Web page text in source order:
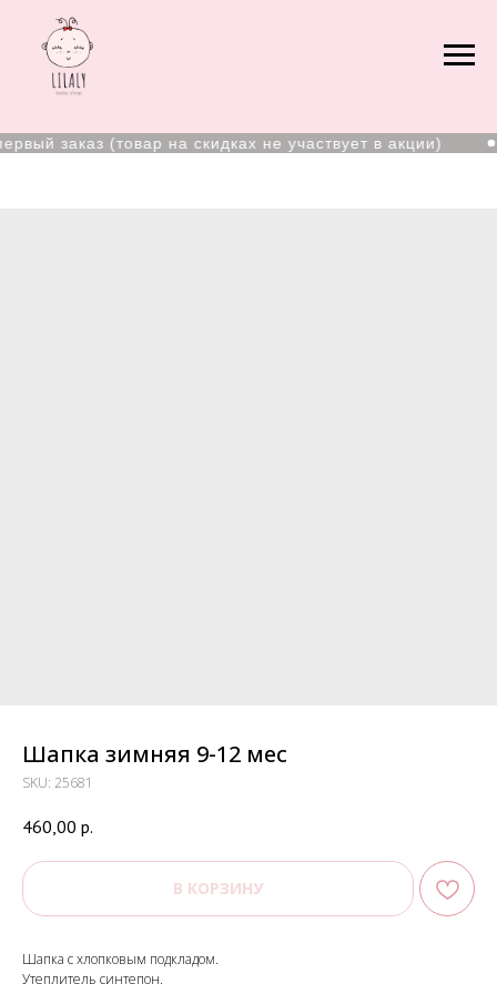
заказ (товар на скидках не участвует в акции)
Шапка зимняя 9-12 мес
SKU: 25681
460,00 р.
В КОРЗИНУ
Шапка с хлопковым подкладом.
Утеплитель синтепон.